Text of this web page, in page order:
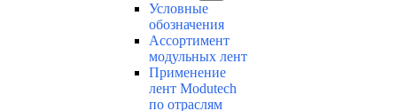
Условные
обозначения
Ассортимент
модульных лент
Применение
лент Modutech
по отраслям